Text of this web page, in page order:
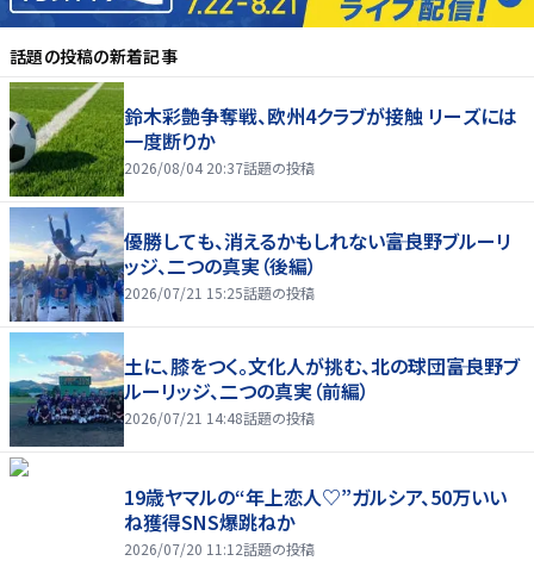
話題の投稿の新着記事
鈴木彩艶争奪戦、欧州4クラブが接触 リーズには
一度断りか
2026/08/04 20:37話題の投稿
優勝しても、消えるかもしれない――富良野ブルーリ
ッジ、二つの真実（後編）
2026/07/21 15:25話題の投稿
土に、膝をつく。文化人が挑む、北の球団――富良野ブ
ルーリッジ、二つの真実（前編）
2026/07/21 14:48話題の投稿
19歳ヤマルの“年上恋人♡”ガルシア、50万いい
ね獲得SNS爆跳ねか
2026/07/20 11:12話題の投稿